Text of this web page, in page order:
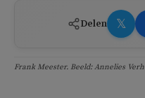
Delen 𝕏
Frank Meester. Beeld: Annelies